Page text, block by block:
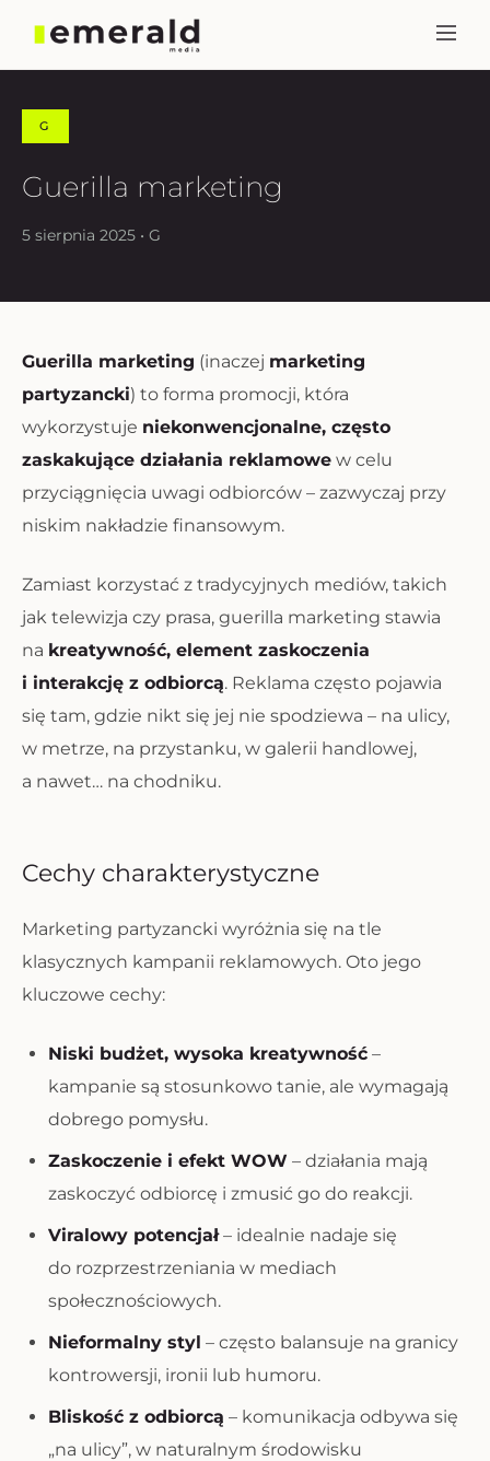
G
Guerilla marketing
5 sierpnia 2025 • G
Guerilla marketing (inaczej marketing
partyzancki) to forma promocji, która
wykorzystuje niekonwencjonalne, często
zaskakujące działania reklamowe w celu
przyciągnięcia uwagi odbiorców – zazwyczaj przy
niskim nakładzie finansowym.
Zamiast korzystać z tradycyjnych mediów, takich
jak telewizja czy prasa, guerilla marketing stawia
na kreatywność, element zaskoczenia
i interakcję z odbiorcą. Reklama często pojawia
się tam, gdzie nikt się jej nie spodziewa – na ulicy,
w metrze, na przystanku, w galerii handlowej,
a nawet… na chodniku.
Cechy charakterystyczne
Marketing partyzancki wyróżnia się na tle
klasycznych kampanii reklamowych. Oto jego
kluczowe cechy:
Niski budżet, wysoka kreatywność –
kampanie są stosunkowo tanie, ale wymagają
dobrego pomysłu.
Zaskoczenie i efekt WOW – działania mają
zaskoczyć odbiorcę i zmusić go do reakcji.
Viralowy potencjał– idealnie nadaje się
do rozprzestrzeniania w mediach
społecznościowych.
Nieformalny styl – często balansuje na granicy
kontrowersji, ironii lub humoru.
Bliskość z odbiorcą – komunikacja odbywa się
„na ulicy”, w naturalnym środowisku